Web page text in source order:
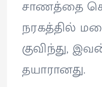
சாணத்தை
நரகத்தில்
குவிந்து,
தயாரானது.